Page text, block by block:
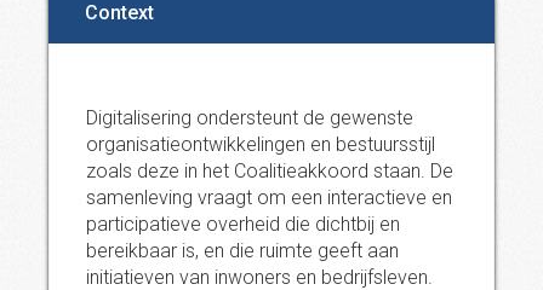
Context
Digitalisering ondersteunt de gewenste
organisatieontwikkelingen en bestuursstijl
zoals deze in het Coalitieakkoord staan. De
samenleving vraagt om een interactieve en
participatieve overheid die dichtbij en
bereikbaar is, en die ruimte geeft aan
initiatieven van inwoners en bedrijfsleven.